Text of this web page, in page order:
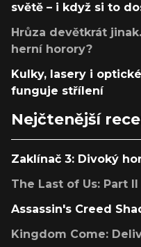
světě – i když si to
Hrůza devětkrát
herní horory?
Kulky, lasery i
funguje střílení
Nejčtenější
Zaklínač 3: Divoký
The Last of Us: Part
Assassin's Creed
Kingdom Come: